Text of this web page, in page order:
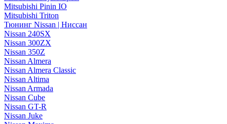
Mitsubishi Pinin IO
Mitsubishi Triton
Тюнинг Nissan | Ниссан
Nissan 240SX
Nissan 300ZX
Nissan 350Z
Nissan Almera
Nissan Almera Classic
Nissan Altima
Nissan Armada
Nissan Cube
Nissan GT-R
Nissan Juke